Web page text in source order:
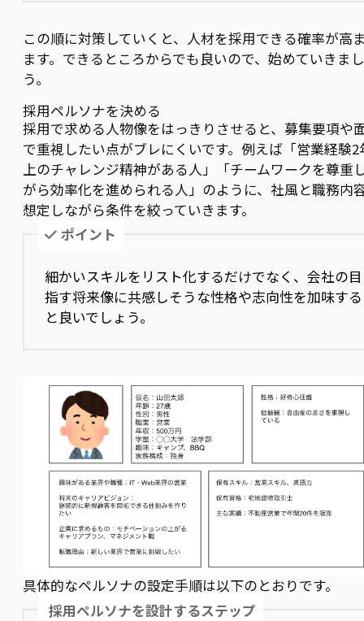
この順に対策していくと、人材を採用できる確率が高
ます。できるところからでも良いので、始めていきま
う。
採用ペルソナを決める
採用で求める人物像をはっきりさせると、募集要項や
で重視したい点がブレにくいです。例えば「営業経験2
上のチャレンジ精神がある人」「チームワークを尊重
がら効率化を進められる人」のように、社風と職務内
想定しながら条件を絞っていきます。
ポイント
細かいスキルをリスト化するだけでなく、会社の目
指す将来像に共感しそうな性格や志向性を加味する
と良いでしょう。
具体的なペルソナの設定手順は以下のとおりです。
採用ペルソナを設計するステップ